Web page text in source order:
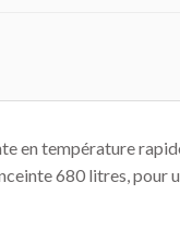
en température
680 litres, pour